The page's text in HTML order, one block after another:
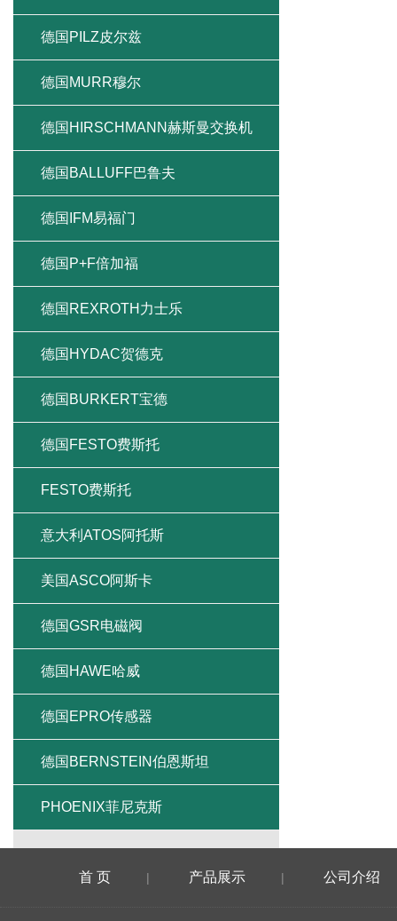
德国PILZ皮尔兹
德国MURR穆尔
德国HIRSCHMANN赫斯曼交换机
德国BALLUFF巴鲁夫
德国IFM易福门
德国P+F倍加福
德国REXROTH力士乐
德国HYDAC贺德克
德国BURKERT宝德
德国FESTO费斯托
FESTO费斯托
意大利ATOS阿托斯
美国ASCO阿斯卡
德国GSR电磁阀
德国HAWE哈威
德国EPRO传感器
德国BERNSTEIN伯恩斯坦
PHOENIX菲尼克斯
首 页 | 产品展示 | 公司介绍